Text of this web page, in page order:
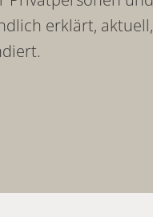
erklärt, aktuell,